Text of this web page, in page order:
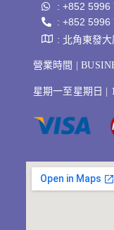
: +852 5996
: +852 5996
: 北角東發
營業時間 |
星期一至星期日 |